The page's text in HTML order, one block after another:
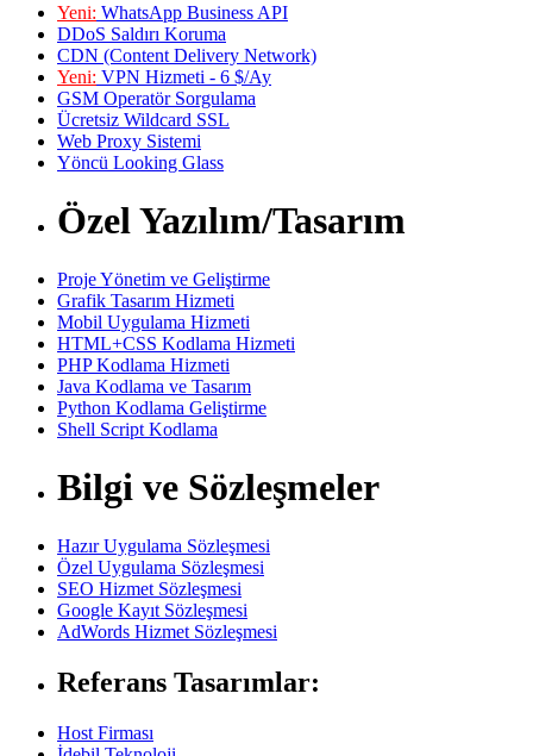
Yeni: WhatsApp Business API
DDoS Saldırı Koruma
CDN (Content Delivery Network)
Yeni: VPN Hizmeti - 6 $/Ay
GSM Operatör Sorgulama
Ücretsiz Wildcard SSL
Web Proxy Sistemi
Yöncü Looking Glass
Özel Yazılım/Tasarım
Proje Yönetim ve Geliştirme
Grafik Tasarım Hizmeti
Mobil Uygulama Hizmeti
HTML+CSS Kodlama Hizmeti
PHP Kodlama Hizmeti
Java Kodlama ve Tasarım
Python Kodlama Geliştirme
Shell Script Kodlama
Bilgi ve Sözleşmeler
Hazır Uygulama Sözleşmesi
Özel Uygulama Sözleşmesi
SEO Hizmet Sözleşmesi
Google Kayıt Sözleşmesi
AdWords Hizmet Sözleşmesi
Referans Tasarımlar:
Host Firması